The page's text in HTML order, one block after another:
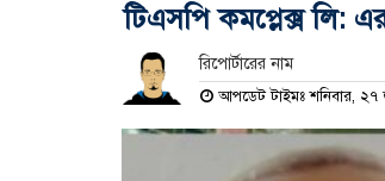
টিএসপি কমপ্লেক্স লি:
রিপোর্টারের নাম
আপডেট টাইমঃ শনিবার, ২৭